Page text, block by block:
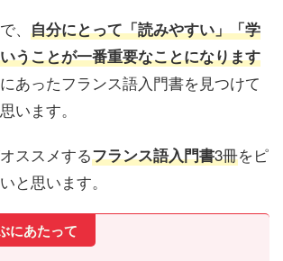
、 自分にとって「読みやすい」「学
うことが一番重要なことになります
あったフランス語入門書を見つけて
います。
ススメするフランス語入門書3冊をピ
と思います。
にあたって